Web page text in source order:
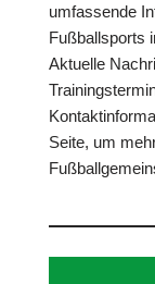
umfassende
Fußballsports
Aktuelle
Seite, um